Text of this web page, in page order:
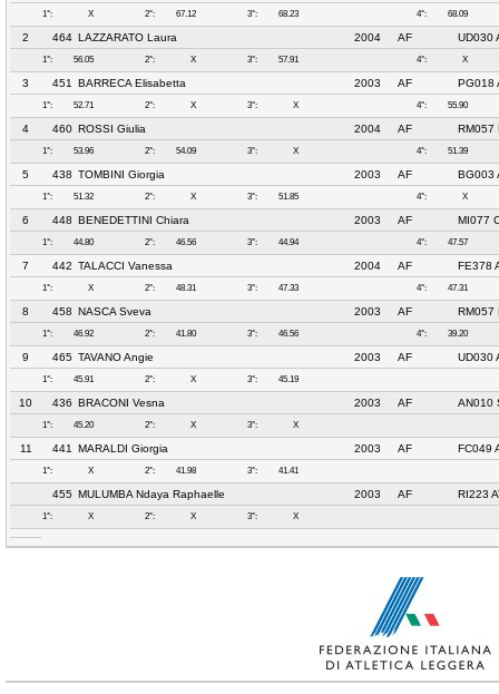
1°: X 2°: 67.12 3°: 68.23 4°: 68.09
2 464 LAZZARATO Laura 2004 AF UD030
1°: 56.05 2°: X 3°: 57.91 4°: X
3 451 BARRECA Elisabetta 2003 AF PG018
1°: 52.71 2°: X 3°: X 4°: 55.90
4 460 ROSSI Giulia 2004 AF RM057
1°: 53.96 2°: 54.09 3°: X 4°: 51.39
5 438 TOMBINI Giorgia 2003 AF BG003
1°: 51.32 2°: X 3°: 51.85 4°: X
6 448 BENEDETTINI Chiara 2003 AF MI077
1°: 44.80 2°: 46.56 3°: 44.94 4°: 47.57
7 442 TALACCI Vanessa 2004 AF FE378
1°: X 2°: 48.31 3°: 47.33 4°: 47.31
8 458 NASCA Sveva 2003 AF RM057
1°: 46.92 2°: 41.80 3°: 46.56 4°: 39.20
9 465 TAVANO Angie 2003 AF UD030
1°: 45.91 2°: X 3°: 45.19
10 436 BRACONI Vesna 2003 AF AN010
1°: 45.20 2°: X 3°: X
11 441 MARALDI Giorgia 2003 AF FC049
1°: X 2°: 41.98 3°: 41.41
455 MULUMBA Ndaya Raphaelle 2003 AF RI223
1°: X 2°: X 3°: X